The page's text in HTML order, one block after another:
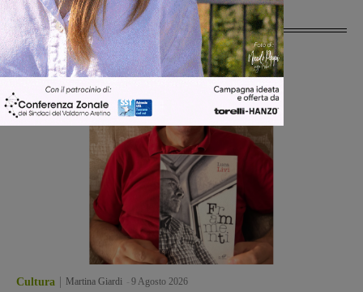
Ultime Notizie
Cultura Martina Giardi 9 Agosto 2026